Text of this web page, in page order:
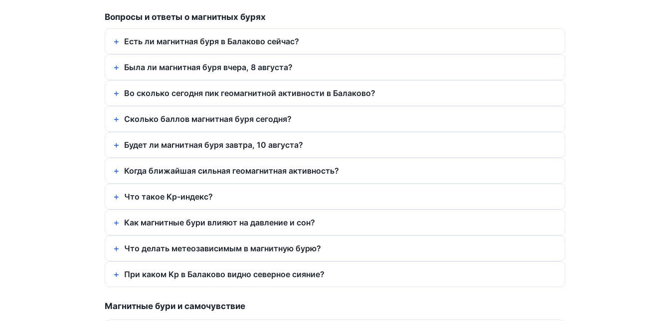
Вопросы и ответы о магнитных бурях
Есть ли магнитная буря в Балаково сейчас?
Была ли магнитная буря вчера, 8 августа?
Во сколько сегодня пик геомагнитной активности в Балаково?
Сколько баллов магнитная буря сегодня?
Будет ли магнитная буря завтра, 10 августа?
Когда ближайшая сильная геомагнитная активность?
Что такое Kp-индекс?
Как магнитные бури влияют на давление и сон?
Что делать метеозависимым в магнитную бурю?
При каком Kp в Балаково видно северное сияние?
Магнитные бури и самочувствие